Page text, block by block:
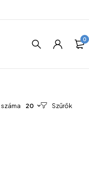
0
20